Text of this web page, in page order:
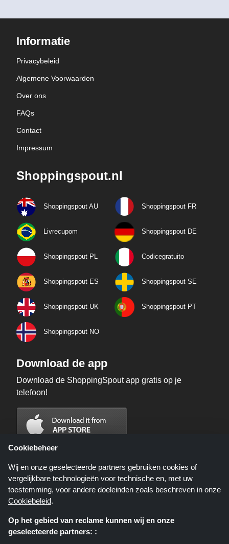
Informatie
Privacybeleid
Algemene Voorwaarden
Over ons
FAQs
Contact
Impressum
Shoppingspout.nl
Shoppingspout AU Shoppingspout FR
Livrecupom Shoppingspout DE
Shoppingspout PL Codicegratuito
Shoppingspout ES Shoppingspout SE
Shoppingspout UK Shoppingspout PT
Shoppingspout NO
Download de app
Download de ShoppingSpout app gratis op je
telefoon!
Shoppingspout.nl is een website die u deals, kortingen en kortingscodes
Cookiebeheer
Wij en onze geselecteerde partners gebruiken cookies of
vergelijkbare technologieën voor technische en, met uw
toestemming, voor andere doeleinden zoals beschreven in onze
Cookiebeleid.
Op het gebied van reclame kunnen wij en onze
geselecteerde partners: :